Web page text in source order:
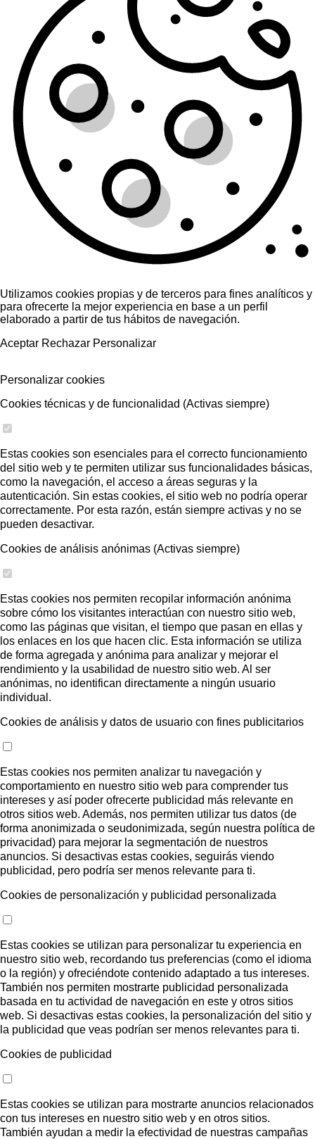
Utilizamos cookies propias y de terceros para fines analíticos y
para ofrecerte la mejor experiencia en base a un perfil
elaborado a partir de tus hábitos de navegación.
Aceptar Rechazar Personalizar
Personalizar cookies
Cookies técnicas y de funcionalidad (Activas siempre)
Estas cookies son esenciales para el correcto funcionamiento
del sitio web y te permiten utilizar sus funcionalidades básicas,
como la navegación, el acceso a áreas seguras y la
autenticación. Sin estas cookies, el sitio web no podría operar
correctamente. Por esta razón, están siempre activas y no se
pueden desactivar.
Cookies de análisis anónimas (Activas siempre)
Estas cookies nos permiten recopilar información anónima
sobre cómo los visitantes interactúan con nuestro sitio web,
como las páginas que visitan, el tiempo que pasan en ellas y
los enlaces en los que hacen clic. Esta información se utiliza
de forma agregada y anónima para analizar y mejorar el
rendimiento y la usabilidad de nuestro sitio web. Al ser
anónimas, no identifican directamente a ningún usuario
individual.
Cookies de análisis y datos de usuario con fines publicitarios
Estas cookies nos permiten analizar tu navegación y
comportamiento en nuestro sitio web para comprender tus
intereses y así poder ofrecerte publicidad más relevante en
otros sitios web. Además, nos permiten utilizar tus datos (de
forma anonimizada o seudonimizada, según nuestra política de
privacidad) para mejorar la segmentación de nuestros
anuncios. Si desactivas estas cookies, seguirás viendo
publicidad, pero podría ser menos relevante para ti.
Cookies de personalización y publicidad personalizada
Estas cookies se utilizan para personalizar tu experiencia en
nuestro sitio web, recordando tus preferencias (como el idioma
o la región) y ofreciéndote contenido adaptado a tus intereses.
También nos permiten mostrarte publicidad personalizada
basada en tu actividad de navegación en este y otros sitios
web. Si desactivas estas cookies, la personalización del sitio y
la publicidad que veas podrían ser menos relevantes para ti.
Cookies de publicidad
Estas cookies se utilizan para mostrarte anuncios relacionados
con tus intereses en nuestro sitio web y en otros sitios.
También ayudan a medir la efectividad de nuestras campañas